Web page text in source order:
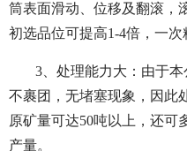
筒表面滑动、位移及翻滚，
初选品位可提高1-4倍，一次
3、处理能力大：由于
不裹团，无堵塞现象，因此
原矿量可达50吨以上，还可
产量。